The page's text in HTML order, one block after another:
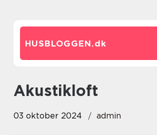
HUSBLOGGEN.dk
akustikloft
03 oktober 2024 admin